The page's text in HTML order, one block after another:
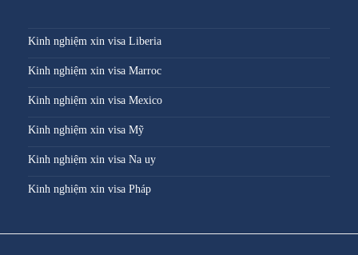
Kinh nghiệm xin visa Liberia
Kinh nghiệm xin visa Marroc
Kinh nghiệm xin visa Mexico
Kinh nghiệm xin visa Mỹ
Kinh nghiệm xin visa Na uy
Kinh nghiệm xin visa Pháp